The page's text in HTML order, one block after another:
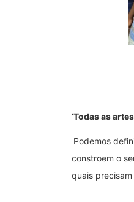
‘Todas as
Podemos
constroem o
quais